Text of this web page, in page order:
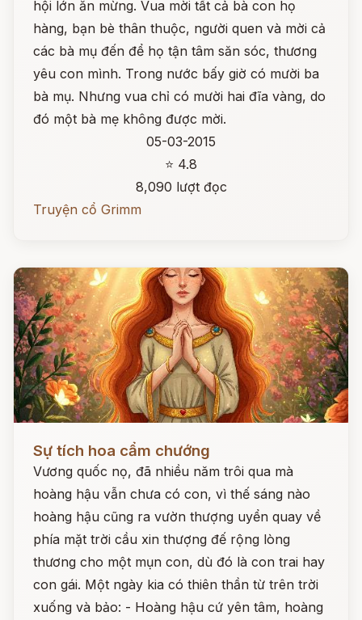
hội lớn ăn mừng. Vua mời tất cả bà con họ
hàng, bạn bè thân thuộc, người quen và mời cả
các bà mụ đến để họ tận tâm săn sóc, thương
yêu con mình. Trong nước bấy giờ có mười ba
bà mụ. Nhưng vua chỉ có mười hai đĩa vàng, do
đó một bà mẹ không được mời.
05-03-2015
⭐ 4.8
8,090 lượt đọc
Truyện cổ Grimm
Sự tích hoa cẩm chướng
Vương quốc nọ, đã nhiều năm trôi qua mà
hoàng hậu vẫn chưa có con, vì thế sáng nào
hoàng hậu cũng ra vườn thượng uyển quay về
phía mặt trời cầu xin thượng đế rộng lòng
thương cho một mụn con, dù đó là con trai hay
con gái. Một ngày kia có thiên thần từ trên trời
xuống và bảo: - Hoàng hậu cứ yên tâm, hoàng